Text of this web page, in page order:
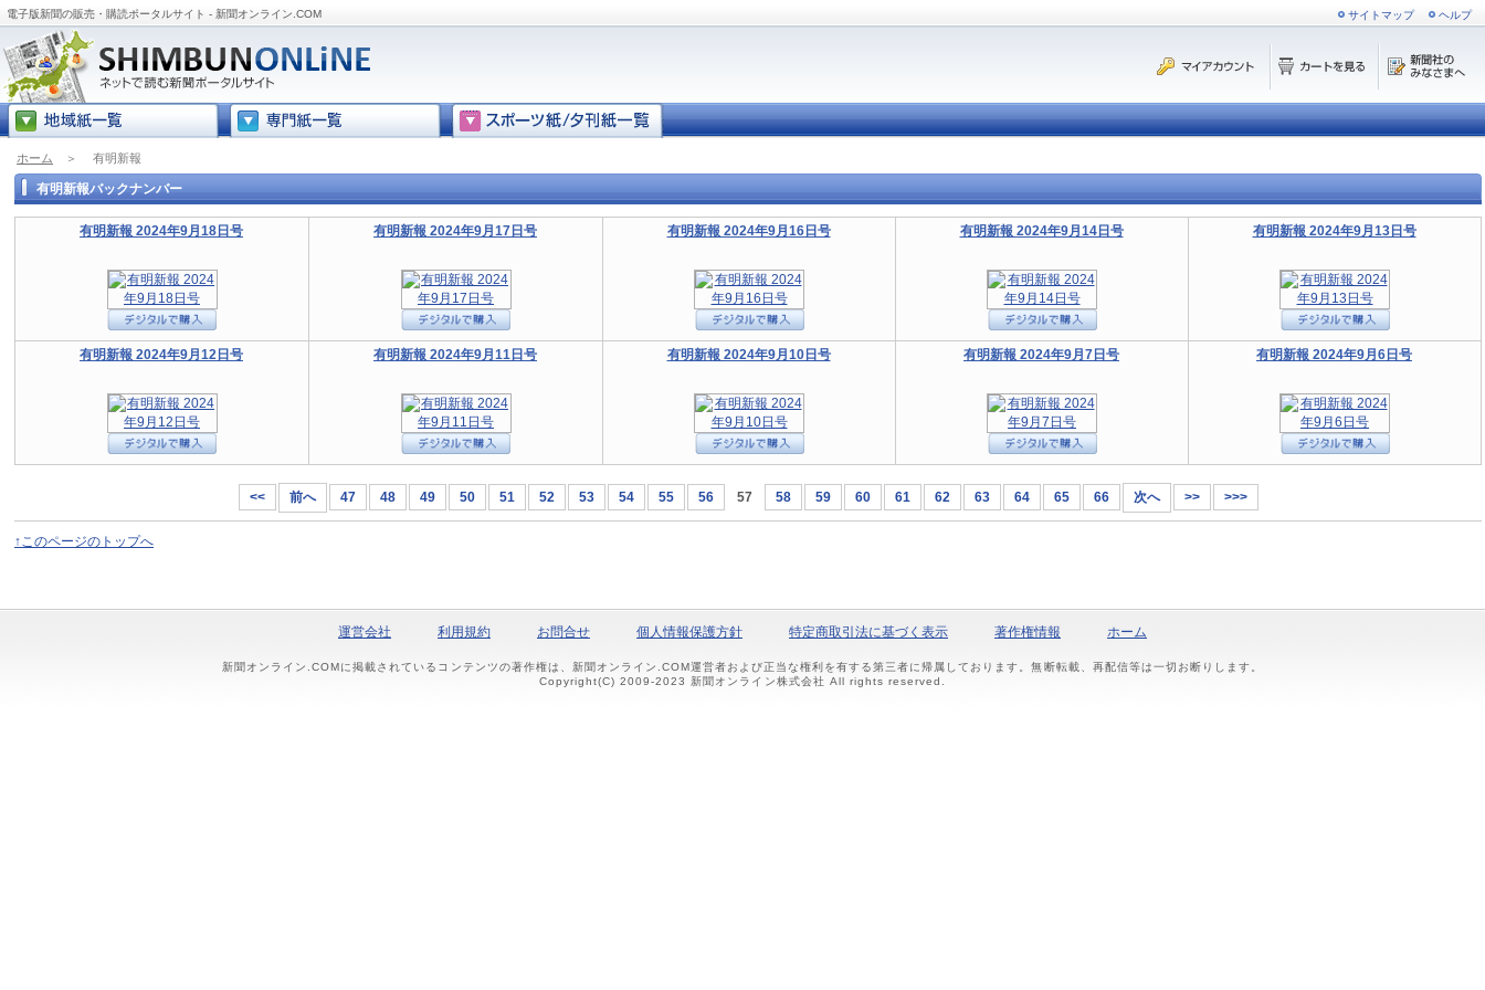
電子版新聞の販売・購読ポータルサイト - 新聞オンライン.COM サイトマップ ヘルプ
ホーム ＞ 有明新報
有明新報バックナンバー
有明新報 2024年9月18日号 有明新報 2024年9月17日号 有明新報 2024年9月16日号 有明新報 2024年9月14日号 有明新報 2024年9月13日号
有明新報 2024年9月12日号 有明新報 2024年9月11日号 有明新報 2024年9月10日号 有明新報 2024年9月7日号 有明新報 2024年9月6日号
<< 前へ 47 48 49 50 51 52 53 54 55 56 57 58 59 60 61 62 63 64 65 66 次へ >> >>>
↑このページのトップへ
運営会社 利用規約 お問合せ 個人情報保護方針 特定商取引法に基づく表示 著作権情報 ホーム
新聞オンライン.COMに掲載されているコンテンツの著作権は、新聞オンライン.COM運営者および正当な権利を有する第三者に帰属しております。無断転載、再配信等は一切お断りします。
Copyright(C) 2009-2023 新聞オンライン株式会社 All rights reserved.